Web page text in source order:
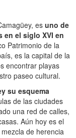
es uno de
en el siglo XVI en
Patrimonio de la
es la capital de la
encontrar playas
paseo cultural.
su esquema
de las ciudades
una red de calles,
Aún hoy es el
de herencia